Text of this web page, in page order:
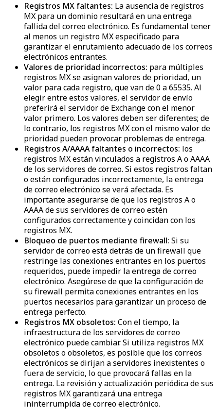
Registros MX faltantes: La ausencia de registros
MX para un dominio resultará en una entrega
fallida del correo electrónico. Es fundamental tener
al menos un registro MX especificado para
garantizar el enrutamiento adecuado de los correos
electrónicos entrantes.
Valores de prioridad incorrectos: para múltiples
registros MX se asignan valores de prioridad, un
valor para cada registro, que van de 0 a 65535. Al
elegir entre estos valores, el servidor de envío
preferirá el servidor de Exchange con el menor
valor primero. Los valores deben ser diferentes; de
lo contrario, los registros MX con el mismo valor de
prioridad pueden provocar problemas de entrega.
Registros A/AAAA faltantes o incorrectos: los
registros MX están vinculados a registros A o AAAA
de los servidores de correo. Si estos registros faltan
o están configurados incorrectamente, la entrega
de correo electrónico se verá afectada. Es
importante asegurarse de que los registros A o
AAAA de sus servidores de correo estén
configurados correctamente y coincidan con los
registros MX.
Bloqueo de puertos mediante firewall: Si su
servidor de correo está detrás de un firewall que
restringe las conexiones entrantes en los puertos
requeridos, puede impedir la entrega de correo
electrónico. Asegúrese de que la configuración de
su firewall permita conexiones entrantes en los
puertos necesarios para garantizar un proceso de
entrega perfecto.
Registros MX obsoletos: Con el tiempo, la
infraestructura de los servidores de correo
electrónico puede cambiar. Si utiliza registros MX
obsoletos o obsoletos, es posible que los correos
electrónicos se dirijan a servidores inexistentes o
fuera de servicio, lo que provocará fallas en la
entrega. La revisión y actualización periódica de sus
registros MX garantizará una entrega
ininterrumpida de correo electrónico.